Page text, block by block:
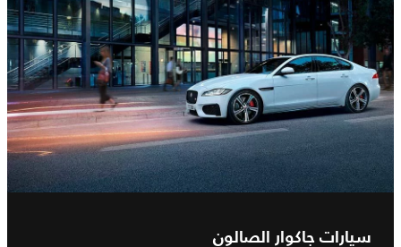
سيارات جاكوار الصالون